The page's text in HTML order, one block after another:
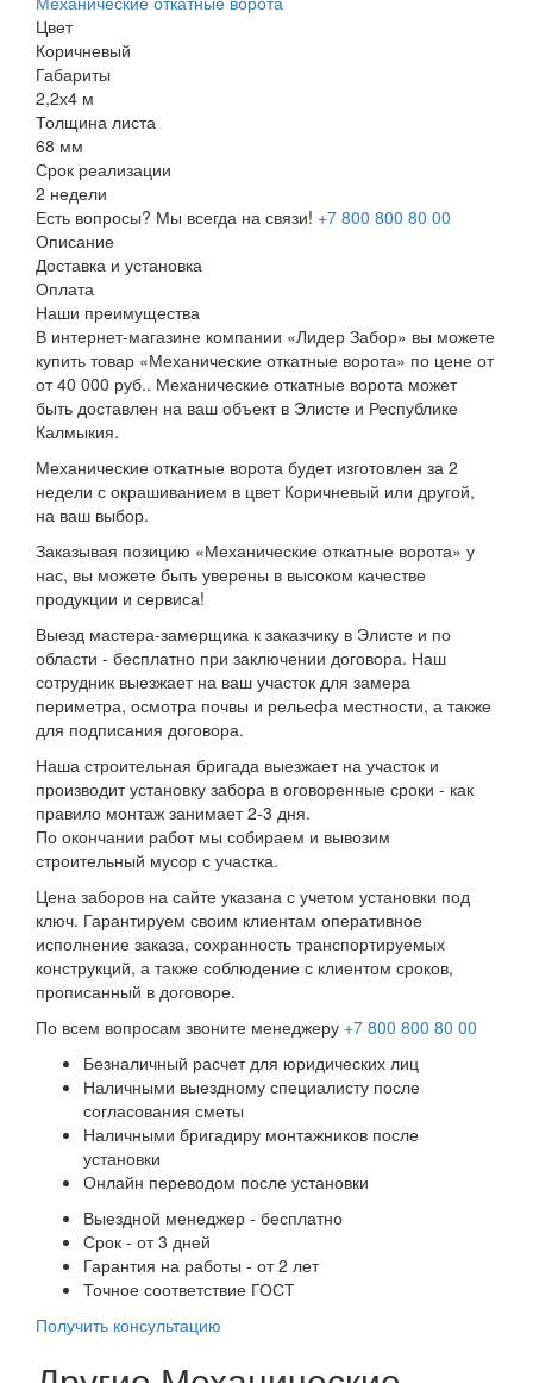
Цвет
Коричневый
Габариты
2,2х4 м
Толщина листа
68 мм
Срок реализации
2 недели
Есть вопросы? Мы всегда на связи! +7 800 800 80 00
Описание
Доставка и установка
Оплата
Наши преимущества
В интернет-магазине компании «Лидер Забор» вы можете
купить товар «Механические откатные ворота» по цене от
от 40 000 руб.. Механические откатные ворота может
быть доставлен на ваш объект в Элисте и Республике
Калмыкия.
Механические откатные ворота будет изготовлен за 2
недели с окрашиванием в цвет Коричневый или другой,
на ваш выбор.
Заказывая позицию «Механические откатные ворота» у
нас, вы можете быть уверены в высоком качестве
продукции и сервиса!
Выезд мастера-замерщика к заказчику в Элисте и по
области - бесплатно при заключении договора. Наш
сотрудник выезжает на ваш участок для замера
периметра, осмотра почвы и рельефа местности, а также
для подписания договора.
Наша строительная бригада выезжает на участок и
производит установку забора в оговоренные сроки - как
правило монтаж занимает 2-3 дня.
По окончании работ мы собираем и вывозим
строительный мусор с участка.
Цена заборов на сайте указана с учетом установки под
ключ. Гарантируем своим клиентам оперативное
исполнение заказа, сохранность транспортируемых
конструкций, а также соблюдение с клиентом сроков,
прописанный в договоре.
По всем вопросам звоните менеджеру +7 800 800 80 00
Безналичный расчет для юридических лиц
Наличными выездному специалисту после
согласования сметы
Наличными бригадиру монтажников после
установки
Онлайн переводом после установки
Выездной менеджер - бесплатно
Срок - от 3 дней
Гарантия на работы - от 2 лет
Точное соответствие ГОСТ
Получить консультацию